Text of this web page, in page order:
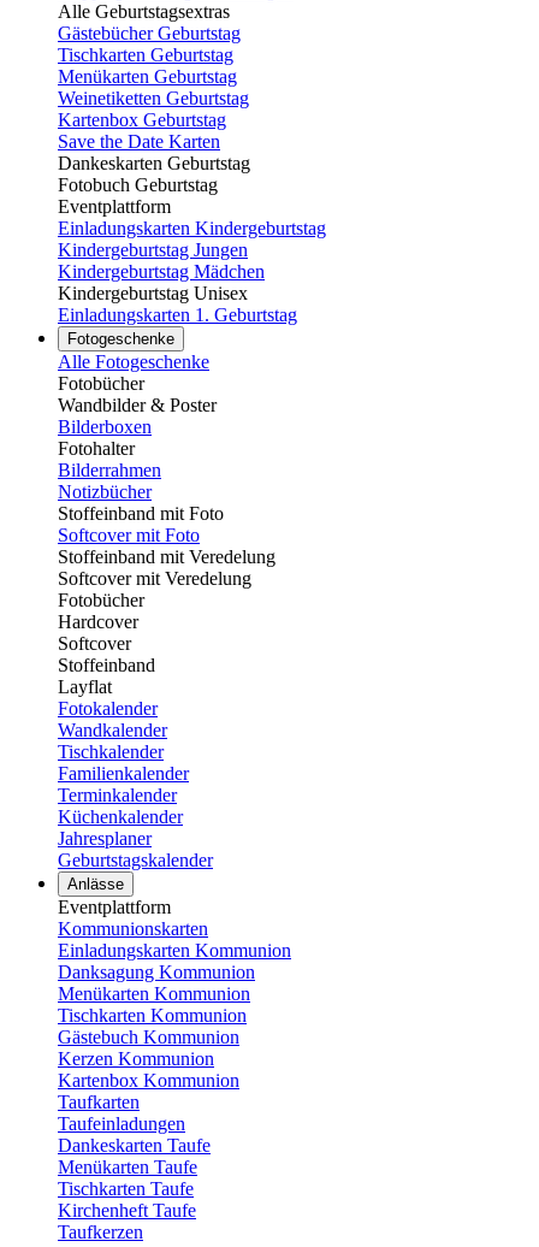
Alle Geburtstagsextras
Gästebücher Geburtstag
Tischkarten Geburtstag
Menükarten Geburtstag
Weinetiketten Geburtstag
Kartenbox Geburtstag
Save the Date Karten
Dankeskarten Geburtstag
Fotobuch Geburtstag
Eventplattform
Einladungskarten Kindergeburtstag
Kindergeburtstag Jungen
Kindergeburtstag Mädchen
Kindergeburtstag Unisex
Einladungskarten 1. Geburtstag
Fotogeschenke
Alle Fotogeschenke
Fotobücher
Wandbilder & Poster
Bilderboxen
Fotohalter
Bilderrahmen
Notizbücher
Stoffeinband mit Foto
Softcover mit Foto
Stoffeinband mit Veredelung
Softcover mit Veredelung
Fotobücher
Hardcover
Softcover
Stoffeinband
Layflat
Fotokalender
Wandkalender
Tischkalender
Familienkalender
Terminkalender
Küchenkalender
Jahresplaner
Geburtstagskalender
Anlässe
Eventplattform
Kommunionskarten
Einladungskarten Kommunion
Danksagung Kommunion
Menükarten Kommunion
Tischkarten Kommunion
Gästebuch Kommunion
Kerzen Kommunion
Kartenbox Kommunion
Taufkarten
Taufeinladungen
Dankeskarten Taufe
Menükarten Taufe
Tischkarten Taufe
Kirchenheft Taufe
Taufkerzen